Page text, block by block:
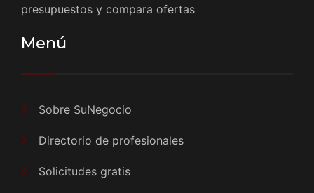
presupuestos y compara ofertas
Menú
Sobre SuNegocio
Directorio de profesionales
Solicitudes gratis